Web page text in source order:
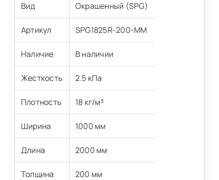
Вид Окрашенный (SPG)
Артикул SPG1825R-200-MM
Наличие В наличии
Жесткость 2.5 кПа
Плотность 18 кг/м³
Ширина 1000 мм
Длина 2000 мм
Толщина 200 мм